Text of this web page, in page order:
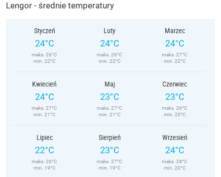
Lengor - średnie temperatury
Styczeń
24°C
maks. 26°C
min. 22°C
Luty
24°C
maks. 26°C
min. 22°C
Marzec
24°C
maks. 27°C
min. 22°C
Kwiecień
24°C
maks. 27°C
min. 21°C
Maj
23°C
maks. 27°C
min. 21°C
Czerwiec
23°C
maks. 26°C
min. 20°C
Lipiec
22°C
maks. 26°C
min. 19°C
Sierpień
23°C
maks. 27°C
min. 19°C
Wrzesień
24°C
maks. 28°C
min. 20°C